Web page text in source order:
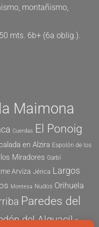
montañismo,
mts. 6b+ (6a oblig.).
Maimona
Cuerdas El Ponoig
en Alzira Espolón de los
Miradores Garbí
Arviza Jérica Largos
Montesa Nudos Orihuela
Paredes del
del Alguacil Pau